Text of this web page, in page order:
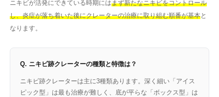
ニキビが活発にできている時期にはまず新たなニキビをコントロール
し、炎症が落ち着いた後にクレーターの治療に取り組む順番が基本と
なります。
Q. ニキビ跡クレーターの種類と特徴は？
ニキビ跡クレーターは主に3種類あります。深く細い「アイス
ピック型」は最も治療が難しく、底が平らな「ボックス型」は